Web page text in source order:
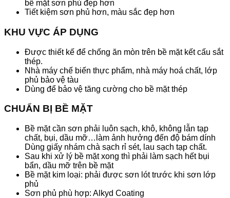
bề mặt sơn phủ đẹp hơn
Tiết kiệm sơn phủ hơn, màu sắc đẹp hơn
KHU VỰC ÁP DỤNG
Được thiết kế để chống ăn mòn trên bề mặt kết cấu sắt
thép.
Nhà máy chế biến thực phẩm, nhà máy hoá chất, lớp
phủ bảo vệ tàu
Dùng để bảo vệ tăng cường cho bề mặt thép
CHUẨN BỊ BỀ MẶT
Bề mặt cần sơn phải luôn sạch, khô, không lẫn tạp
chất, bụi, dầu mỡ…làm ảnh hưởng đến độ bám dính
Dùng giấy nhám chà sạch rỉ sét, lau sạch tạp chất.
Sau khi xử lý bề mặt xong thì phải làm sạch hết bụi
bẩn, dầu mỡ trên bề mặt
Bề mặt kim loại: phải được sơn lót trước khi sơn lớp
phủ
Sơn phủ phù hợp: Alkyd Coating